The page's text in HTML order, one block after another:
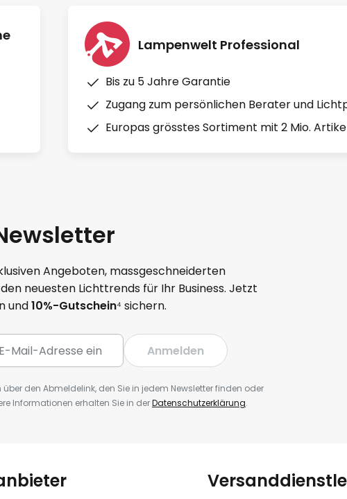
Lampenwelt Professional
Bis zu 5 Jahre Garantie
Zugang zum persönlichen Berater und
Europas grösstes Sortiment mit 2 Mio.
Angeboten, massgeschneiderten
neuesten Lichttrends für Ihr Business. Jetzt
und10%-Gutschein⁴ sichern.
Anmelden
den Abmeldelink, den Sie in jedem Newsletter finden oder
Informationen erhalten Sie in derDatenschutzerklärung.